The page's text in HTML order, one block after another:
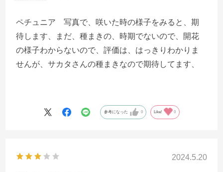
ペチュニア 写真で、咲いた時の様子をみると、期
待します、まだ、種まきの、時期でないので、開花
の様子わからないので、評価は、はっきりわかりま
せんが、サカタさんの種まきなので期待してます、
参考になった 0 Like! 0
2024.5.20